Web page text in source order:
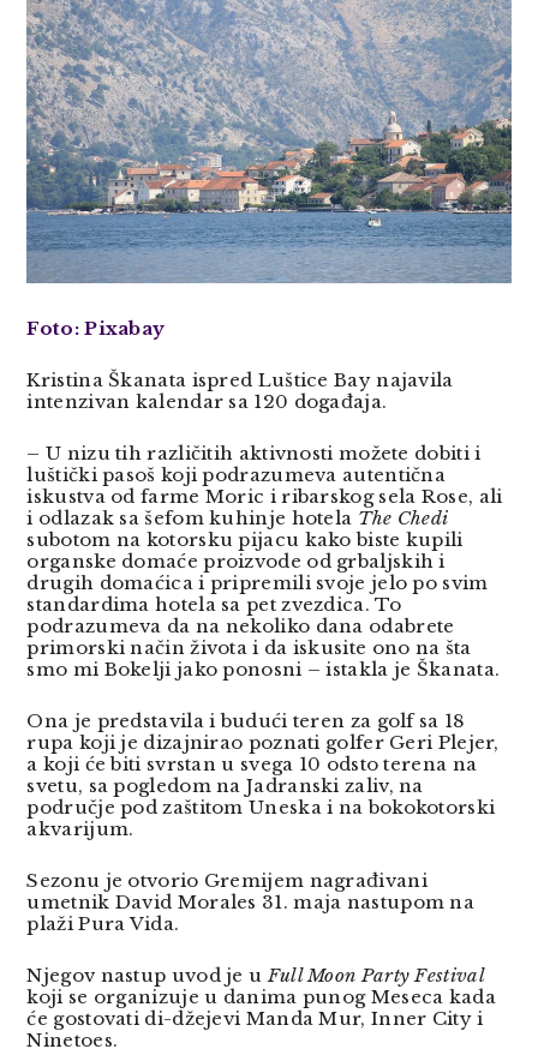
Foto: Pixabay
Kristina Škanata ispred Luštice Bay najavila
intenzivan kalendar sa 120 događaja.
– U nizu tih različitih aktivnosti možete dobiti i
luštički pasoš koji podrazumeva autentična
iskustva od farme Moric i ribarskog sela Rose, ali
i odlazak sa šefom kuhinje hotela The Chedi
subotom na kotorsku pijacu kako biste kupili
organske domaće proizvode od grbaljskih i
drugih domaćica i pripremili svoje jelo po svim
standardima hotela sa pet zvezdica. To
podrazumeva da na nekoliko dana odabrete
primorski način života i da iskusite ono na šta
smo mi Bokelji jako ponosni – istakla je Škanata.
Ona je predstavila i budući teren za golf sa 18
rupa koji je dizajnirao poznati golfer Geri Plejer,
a koji će biti svrstan u svega 10 odsto terena na
svetu, sa pogledom na Jadranski zaliv, na
područje pod zaštitom Uneska i na bokokotorski
akvarijum.
Sezonu je otvorio Gremijem nagrađivani
umetnik David Morales 31. maja nastupom na
plaži Pura Vida.
Njegov nastup uvod je u Full Moon Party Festival
koji se organizuje u danima punog Meseca kada
će gostovati di-džejevi Manda Mur, Inner City i
Ninetoes.